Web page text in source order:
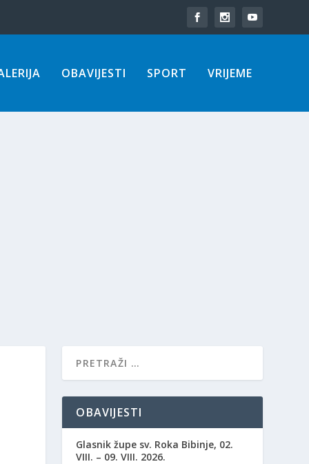
OBAVIJESTI SPORT VRIJEME
OBAVIJESTI
Glasnik župe sv. Roka Bibinje, 02.
VIII. – 09. VIII. 2026.